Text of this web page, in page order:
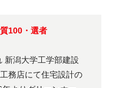
100・選者
新潟大学工学部建設
務店にて住宅設計の